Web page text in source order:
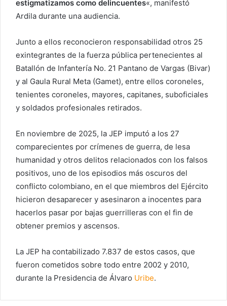
estigmatizamos como delincuentes«, manifestó
Ardila durante una audiencia.
Junto a ellos reconocieron responsabilidad otros 25
exintegrantes de la fuerza pública pertenecientes al
Batallón de Infantería No. 21 Pantano de Vargas (Bivar)
y al Gaula Rural Meta (Gamet), entre ellos coroneles,
tenientes coroneles, mayores, capitanes, suboficiales
y soldados profesionales retirados.
En noviembre de 2025, la JEP imputó a los 27
comparecientes por crímenes de guerra, de lesa
humanidad y otros delitos relacionados con los falsos
positivos, uno de los episodios más oscuros del
conflicto colombiano, en el que miembros del Ejército
hicieron desaparecer y asesinaron a inocentes para
hacerlos pasar por bajas guerrilleras con el fin de
obtener premios y ascensos.
La JEP ha contabilizado 7.837 de estos casos, que
fueron cometidos sobre todo entre 2002 y 2010,
durante la Presidencia de Álvaro Uribe.